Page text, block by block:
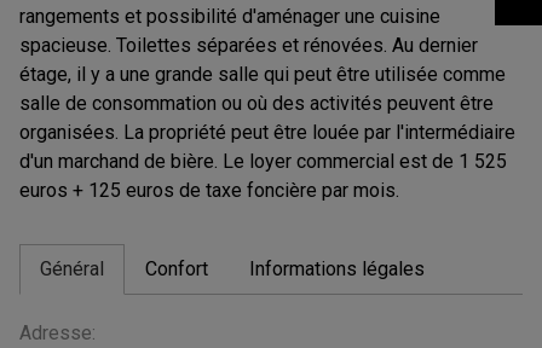
rangements et possibilité d'aménager une cuisine
spacieuse. Toilettes séparées et rénovées. Au dernier
étage, il y a une grande salle qui peut être utilisée comme
salle de consommation ou où des activités peuvent être
organisées. La propriété peut être louée par l'intermédiaire
d'un marchand de bière. Le loyer commercial est de 1 525
euros + 125 euros de taxe foncière par mois.
Général Confort Informations légales
GÉNÉRAL
Adresse: